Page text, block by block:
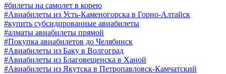
#билеты на самолет в корею
#Авиабилеты из Усть-Каменогорска в Горно-Алтайск
#купить субсидированные авиабилеты
#алматы авиабилеты прямой
#Покупка авиабилетов до Челябинск
#Авиабилеты из Баку в Волгоград
#Авиабилеты из Благовещенска в Ханой
#Авиабилеты из Якутска в Петропавловск-Камчатский